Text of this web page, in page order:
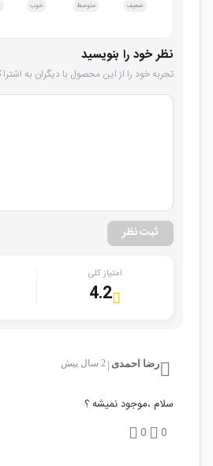
ضعیف متوسط خوب
نظر خود را بنویسید
تجربه خود را از این محصول با دیگران به
ثبت نظر
امتیاز کلی
4.2
رضا احمدی | 2 سال پیش
سلام ،موجود نمیشه ؟
0
0